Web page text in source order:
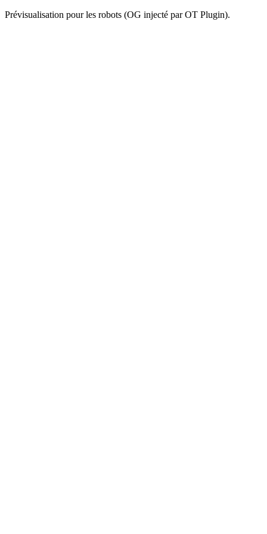
Prévisualisation pour les robots (OG injecté par OT Plugin).